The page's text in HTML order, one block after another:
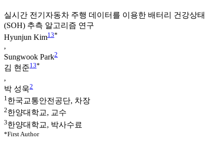
실시간 전기자동차 주행 데이터를 이용한 배터리 건강상태
(SOH) 추측 알고리즘 연구
Hyunjun Kim1 3*
,
Sungwook Park2
김 현준13*
,
박 성욱2
1 한국교통안전공단, 차장
2한양대학교, 교수
3한양대학교, 박사수료
*First Author